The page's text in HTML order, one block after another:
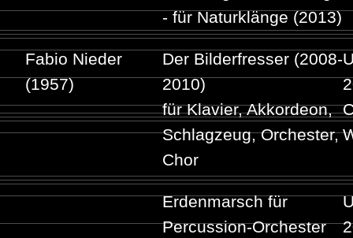
- für Naturklänge (2013)
Fabio Nieder
(1957)
Der Bilderfresser (2008-
2010)
für Klavier, Akkordeon,
Schlagzeug, Orchester,
Chor
Erdenmarsch für
Percussion-Orchester